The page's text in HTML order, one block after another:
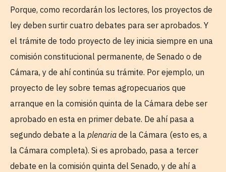
Porque, como recordarán los lectores, los proyectos de
ley deben surtir cuatro debates para ser aprobados. Y
el trámite de todo proyecto de ley inicia siempre en una
comisión constitucional permanente, de Senado o de
Cámara, y de ahí continúa su trámite. Por ejemplo, un
proyecto de ley sobre temas agropecuarios que
arranque en la comisión quinta de la Cámara debe ser
aprobado en esta en primer debate. De ahí pasa a
segundo debate a la plenaria de la Cámara (esto es, a
la Cámara completa). Si es aprobado, pasa a tercer
debate en la comisión quinta del Senado, y de ahí a